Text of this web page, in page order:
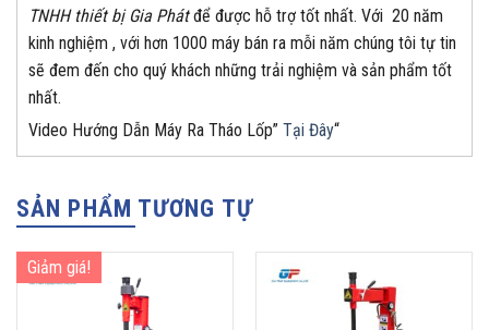
TNHH thiết bị Gia Phátđể được hỗ trợ tốt nhất. Với 20 năm
kinh nghiệm , với hơn 1000 máy bán ra mỗi năm chúng tôi tự tin
sẽ đem đến cho quý khách những trải nghiệm và sản phẩm tốt
nhất.
Video Hướng Dẫn Máy Ra Tháo Lốp” Tại Đây“
SẢN PHẨM TƯƠNG TỰ
Giảm giá!